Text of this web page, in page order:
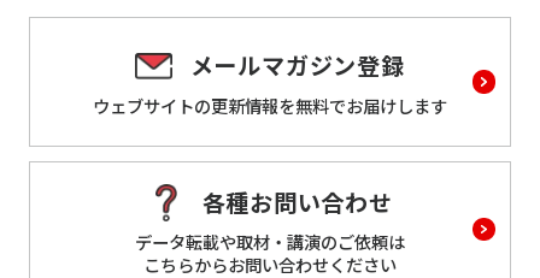
メールマガジン登録
ウェブサイトの更新情報を無料でお届けします
各種お問い合わせ
データ転載や取材・講演のご依頼は
こちらからお問い合わせください